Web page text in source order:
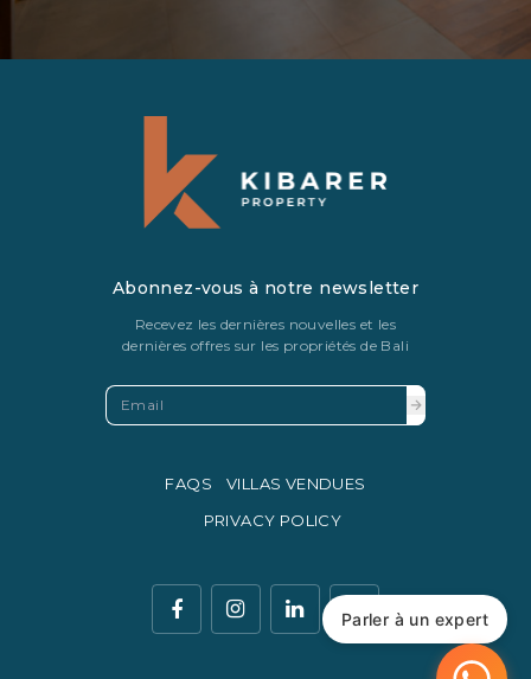
Abonnez-vous à notre newsletter
Recevez les dernières nouvelles et les
dernières offres sur les propriétés de Bali
FAQS
VILLAS VENDUES
PRIVACY POLICY
Parler à un expert